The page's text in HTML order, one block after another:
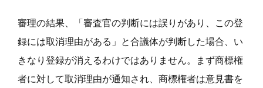
審理の結果、「審査官の判断には誤りがあり、この登
録には取消理由がある」と合議体が判断した場合、い
きなり登録が消えるわけではありません。まず商標権
者に対して取消理由が通知され、商標権者は意見書を